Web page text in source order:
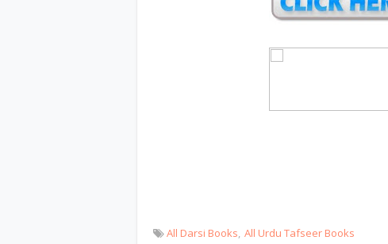
All Darsi Books All Urdu Tafseer Books